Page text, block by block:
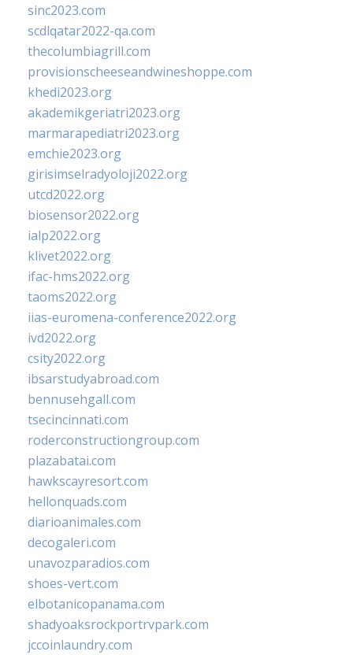
sinc2023.com
scdlqatar2022-qa.com
thecolumbiagrill.com
provisionscheeseandwineshoppe.com
khedi2023.org
akademikgeriatri2023.org
marmarapediatri2023.org
emchie2023.org
girisimselradyoloji2022.org
utcd2022.org
biosensor2022.org
ialp2022.org
klivet2022.org
ifac-hms2022.org
taoms2022.org
iias-euromena-conference2022.org
ivd2022.org
csity2022.org
ibsarstudyabroad.com
bennusehgall.com
tsecincinnati.com
roderconstructiongroup.com
plazabatai.com
hawkscayresort.com
hellonquads.com
diarioanimales.com
decogaleri.com
unavozparadios.com
shoes-vert.com
elbotanicopanama.com
shadyoaksrockportrvpark.com
jccoinlaundry.com